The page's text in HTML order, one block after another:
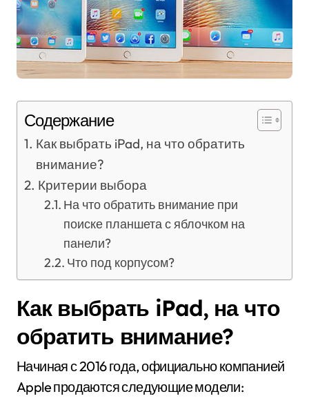
Содержание
Как выбрать iPad, на что обратить
внимание?
Критерии выбора
На что обратить внимание при
поиске планшета с яблочком на
панели?
Что под корпусом?
Как выбрать iPad, на что
обратить внимание?
Начиная с 2016 года, официально компанией
Apple продаются следующие модели: